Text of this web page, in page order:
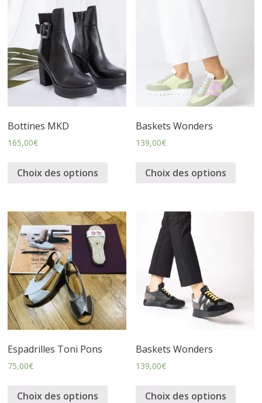
a
u
s
s
u
r
e
s
Bottines MKD
165,00€
Choix des options
Baskets Wonders
139,00€
Choix des options
Espadrilles Toni Pons
75,00€
Choix des options
Baskets Wonders
139,00€
Choix des options